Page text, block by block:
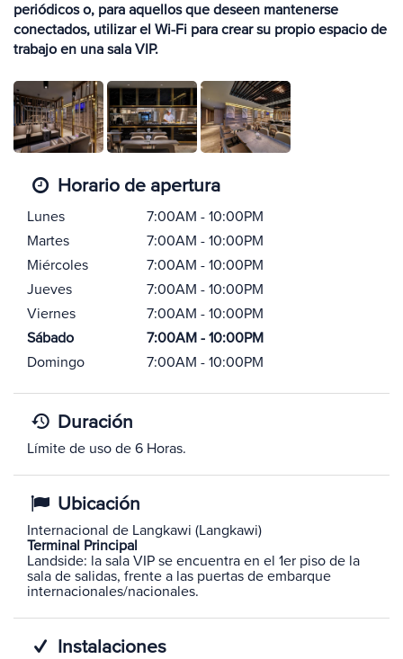
periódicos o, para aquellos que deseen mantenerse
conectados, utilizar el Wi-Fi para crear su propio espacio de
trabajo en una sala VIP.
Horario de apertura
Lunes
7:00AM - 10:00PM
Martes
7:00AM - 10:00PM
Miércoles
7:00AM - 10:00PM
Jueves
7:00AM - 10:00PM
Viernes
7:00AM - 10:00PM
Sábado
7:00AM - 10:00PM
Domingo
7:00AM - 10:00PM
Duración
Límite de uso de 6 Horas.
Ubicación
Internacional de Langkawi (Langkawi)
Terminal Principal
Landside: la sala VIP se encuentra en el 1er piso de la
sala de salidas, frente a las puertas de embarque
internacionales/nacionales.
Instalaciones